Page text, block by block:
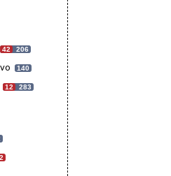
42 206
140
12 283
2